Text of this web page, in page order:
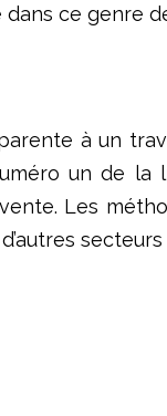
dans ce genre
à un
un de
Les